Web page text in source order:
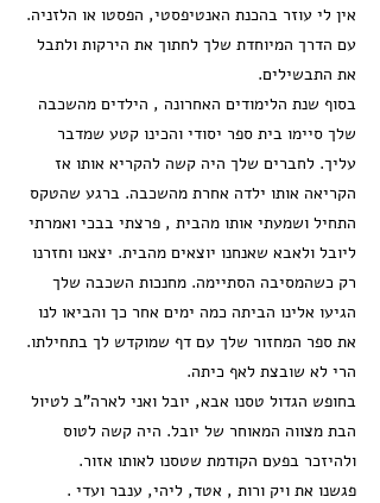
אין לי עוזר בהכנת האנטיפסטי, הפסטו או הלזניה.
עם הדרך המיוחדת שלך לחתוך את הירקות ולתבל
את התבשילים.
בסוף שנת הלימודים האחרונה , הילדים מהשכבה
שלך סיימו בית ספר יסודי והכינו קטע שמדבר
עליך. לחברים שלך היה קשה להקריא אותו אז
הקריאה אותו ילדה אחרת מהשכבה. ברגע שהטקס
התחיל ושמעתי אותו מהבית , פרצתי בבכי ואמרתי
ליובל ולאבא שאנחנו יוצאים מהבית. יצאנו וחזרנו
רק כשהמסיבה הסתיימה. מחנכות השכבה שלך
הגיעו אלינו הביתה כמה ימים אחר כך והביאו לנו
את ספר המחזור שלך עם דף שמוקדש לך בתחילתו.
הרי לא שובצת לאף כיתה.
בחופש הגדול טסנו אבא, יובל ואני לארה"ב לטיול
הבת מצווה המאוחר של יובל. היה קשה לטוס
ולהיזכר בפעם הקודמת שטסנו לאותו אזור.
פגשנו את ויק ורות , אטד, ליהי, ענבר ועדי .